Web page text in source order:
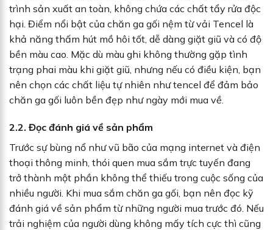
trình sản xuất an toàn, không chứa các chất tẩy rửa độc
hại. Điểm nổi bật của chăn ga gối nệm từ vải Tencel là
khả năng thấm hút mồ hôi tốt, dễ dàng giặt giũ và có độ
bền màu cao. Mặc dù màu ghi không thường gặp tình
trạng phai màu khi giặt giũ, nhưng nếu có điều kiện, bạn
nên chọn các chất liệu tự nhiên như tencel để đảm bảo
chăn ga gối luôn bền đẹp như ngày mới mua về.
2.2. Đọc đánh giá về sản phẩm
Trước sự bùng nổ như vũ bão của mạng internet và điện
thoại thông minh, thói quen mua sắm trực tuyến đang
trở thành một phần không thể thiếu trong cuộc sống của
nhiều người. Khi mua sắm chăn ga gối, bạn nên đọc kỹ
đánh giá về sản phẩm từ những người mua trước đó. Nếu
trải nghiệm của người dùng không mấy tích cực thì cũng